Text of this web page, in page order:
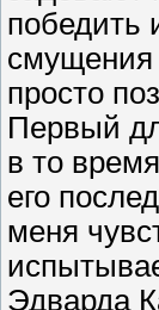
победить
смущения
просто
Первый
в то
его
меня
Эдварда